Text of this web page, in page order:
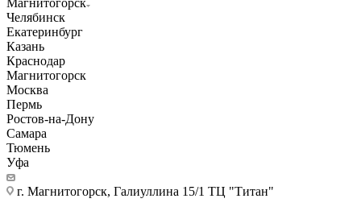
Магнитогорск
Челябинск
Екатеринбург
Казань
Краснодар
Магнитогорск
Москва
Пермь
Ростов-на-Дону
Самара
Тюмень
Уфа
г. Магнитогорск, Галиуллина 15/1 ТЦ "Титан"